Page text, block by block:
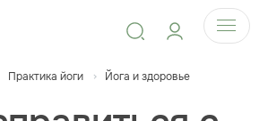
Практика йоги Йога и здоровье